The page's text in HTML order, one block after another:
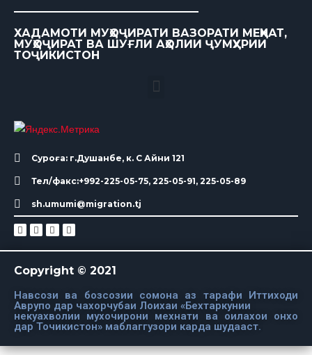
ХАДАМОТИ МУҲОҶИРАТИ ВАЗОРАТИ МЕҲНАТ,
МУҲОҶИРАТ ВА ШУҒЛИ АҲОЛИИ ҶУМҲУРИИ
ТОҶИКИСТОН
Суроға: г.Душанбе, к. С Айни 121
Тел/факс:+992-225-05-75, 225-05-91, 225-05-89
sh.umumi@migration.tj
Copyright © 2021
Навсози ва бозсозии сомона аз тарафи Иттиходи
Аврупо дар чахорчубаи Лоихаи «Бехтаркунии
некуахволии мухочирони мехнати ва оилахои онхо
дар Точикистон» маблаггузори карда шудааст.